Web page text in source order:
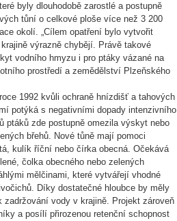
byly dlouhodobě zarostlé a postupně
tůní o celkové ploše více než 3 200
okolí. „Cílem opatření bylo vytvořit
výrazně chybějí. Právě takové
vodního hmyzu i pro ptáky vázané na
prostředí a zemědělství Plzeňského
1992 kvůli ochraně hnízdišť a tahových
potýká s negativními dopady intenzivního
ptáků zde postupně omezila výskyt nebo
břehů. Nové tůně mají pomoci
kulík říční nebo čírka obecná. Očekává
čolka obecného nebo zelených
mělčinami, které vytvářejí vhodné
Díky dostatečné hloubce by měly
zadržování vody v krajině. Projekt zároveň
a posílí přirozenou retenční schopnost